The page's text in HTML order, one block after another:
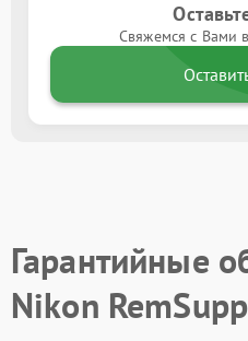
Свяжемся с Вами
Гарантийные
Nikon